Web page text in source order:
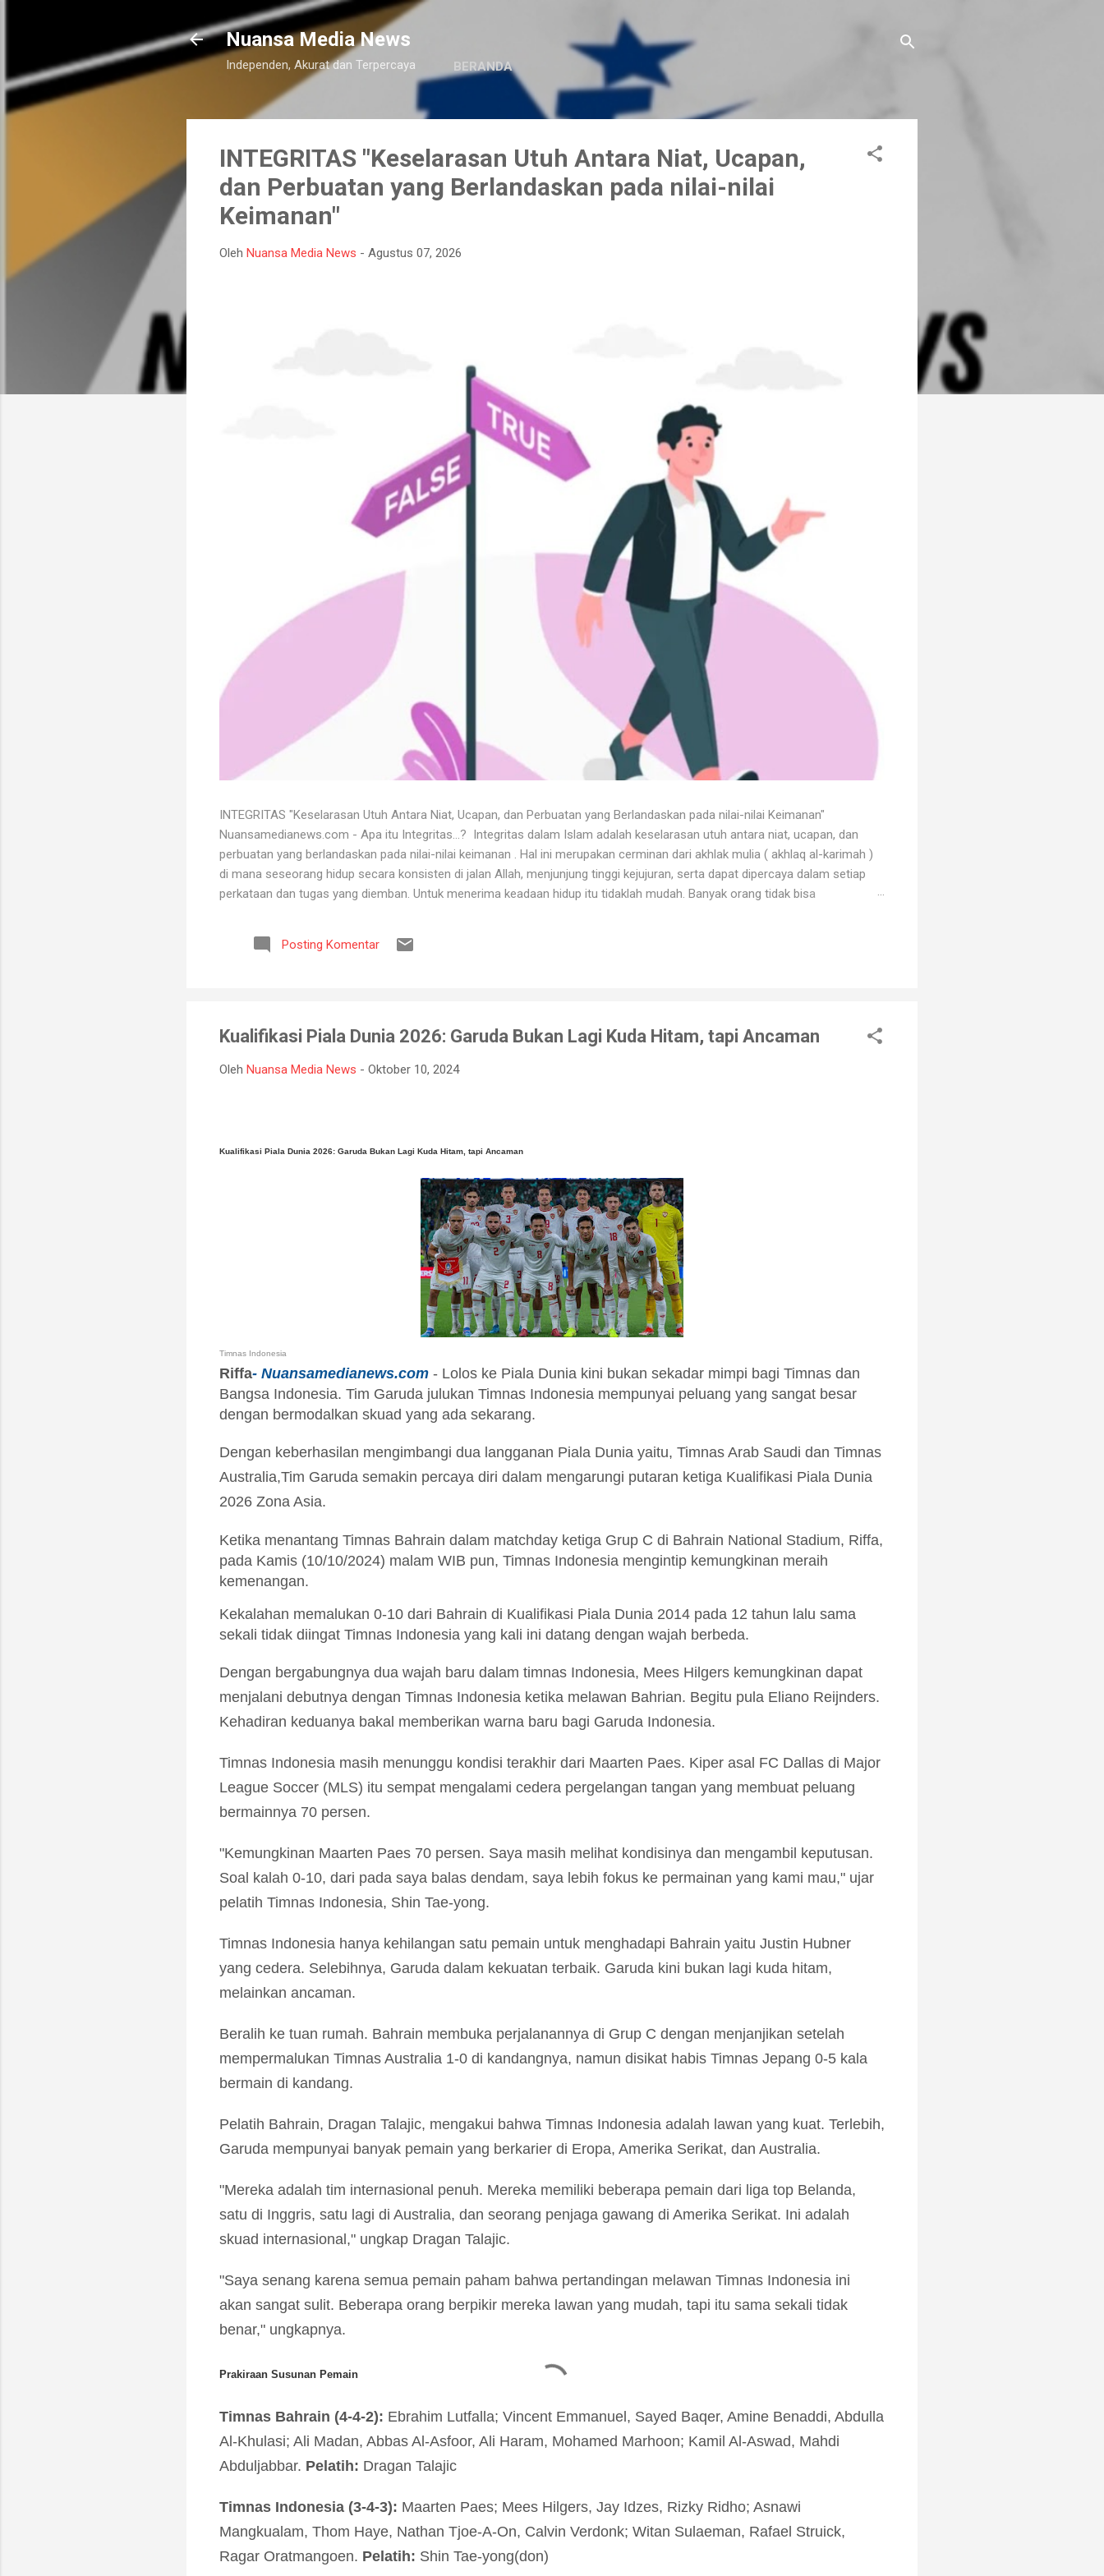
Langsung ke konten utama
Nuansa Media News
Independen, Akurat dan Terpercaya BERANDA
INTEGRITAS "Keselarasan Utuh Antara Niat, Ucapan,
dan Perbuatan yang Berlandaskan pada nilai-nilai
Keimanan"
Oleh Nuansa Media News - Agustus 07, 2026
INTEGRITAS "Keselarasan Utuh Antara Niat, Ucapan, dan Perbuatan yang Berlandaskan pada nilai-nilai Keimanan"
Nuansamedianews.com - Apa itu Integritas...? Integritas dalam Islam adalah keselarasan utuh antara niat, ucapan, dan
perbuatan yang berlandaskan pada nilai-nilai keimanan . Hal ini merupakan cerminan dari akhlak mulia ( akhlaq al-karimah )
di mana seseorang hidup secara konsisten di jalan Allah, menjunjung tinggi kejujuran, serta dapat dipercaya dalam setiap
perkataan dan tugas yang diemban. Untuk menerima keadaan hidup itu tidaklah mudah. Banyak orang tidak bisa
lutut merelakan integritasnya hancur. Padahal telah dipertahankan sekian lama, dan banyak orang menilainya sebagai orang
bersih atau baik. Seorang muslim, iman merupakan landasan penting dalam menjalankan kehidupan. Orang beriman selalu
Posting Komentar
Kualifikasi Piala Dunia 2026: Garuda Bukan Lagi Kuda Hitam, tapi Ancaman
Oleh Nuansa Media News - Oktober 10, 2024
Kualifikasi Piala Dunia 2026: Garuda Bukan Lagi Kuda Hitam, tapi Ancaman
Timnas Indonesia
Riffa- Nuansamedianews.com - Lolos ke Piala Dunia kini bukan sekadar mimpi bagi Timnas dan
Bangsa Indonesia. Tim Garuda julukan Timnas Indonesia mempunyai peluang yang sangat besar
dengan bermodalkan skuad yang ada sekarang.
Dengan keberhasilan mengimbangi dua langganan Piala Dunia yaitu, Timnas Arab Saudi dan Timnas
Australia,Tim Garuda semakin percaya diri dalam mengarungi putaran ketiga Kualifikasi Piala Dunia
2026 Zona Asia.
Ketika menantang Timnas Bahrain dalam matchday ketiga Grup C di Bahrain National Stadium, Riffa,
pada Kamis (10/10/2024) malam WIB pun, Timnas Indonesia mengintip kemungkinan meraih
kemenangan.
Kekalahan memalukan 0-10 dari Bahrain di Kualifikasi Piala Dunia 2014 pada 12 tahun lalu sama
sekali tidak diingat Timnas Indonesia yang kali ini datang dengan wajah berbeda.
Dengan bergabungnya dua wajah baru dalam timnas Indonesia, Mees Hilgers kemungkinan dapat
menjalani debutnya dengan Timnas Indonesia ketika melawan Bahrian. Begitu pula Eliano Reijnders.
Kehadiran keduanya bakal memberikan warna baru bagi Garuda Indonesia.
Timnas Indonesia masih menunggu kondisi terakhir dari Maarten Paes. Kiper asal FC Dallas di Major
League Soccer (MLS) itu sempat mengalami cedera pergelangan tangan yang membuat peluang
bermainnya 70 persen.
"Kemungkinan Maarten Paes 70 persen. Saya masih melihat kondisinya dan mengambil keputusan.
Soal kalah 0-10, dari pada saya balas dendam, saya lebih fokus ke permainan yang kami mau," ujar
pelatih Timnas Indonesia, Shin Tae-yong.
Timnas Indonesia hanya kehilangan satu pemain untuk menghadapi Bahrain yaitu Justin Hubner
yang cedera. Selebihnya, Garuda dalam kekuatan terbaik. Garuda kini bukan lagi kuda hitam,
melainkan ancaman.
Beralih ke tuan rumah. Bahrain membuka perjalanannya di Grup C dengan menjanjikan setelah
mempermalukan Timnas Australia 1-0 di kandangnya, namun disikat habis Timnas Jepang 0-5 kala
bermain di kandang.
Pelatih Bahrain, Dragan Talajic, mengakui bahwa Timnas Indonesia adalah lawan yang kuat. Terlebih,
Garuda mempunyai banyak pemain yang berkarier di Eropa, Amerika Serikat, dan Australia.
"Mereka adalah tim internasional penuh. Mereka memiliki beberapa pemain dari liga top Belanda,
satu di Inggris, satu lagi di Australia, dan seorang penjaga gawang di Amerika Serikat. Ini adalah
skuad internasional," ungkap Dragan Talajic.
"Saya senang karena semua pemain paham bahwa pertandingan melawan Timnas Indonesia ini
akan sangat sulit. Beberapa orang berpikir mereka lawan yang mudah, tapi itu sama sekali tidak
benar," ungkapnya.
Prakiraan Susunan Pemain
Timnas Bahrain (4-4-2): Ebrahim Lutfalla; Vincent Emmanuel, Sayed Baqer, Amine Benaddi, Abdulla
Al-Khulasi; Ali Madan, Abbas Al-Asfoor, Ali Haram, Mohamed Marhoon; Kamil Al-Aswad, Mahdi
Abduljabbar. Pelatih: Dragan Talajic
Timnas Indonesia (3-4-3): Maarten Paes; Mees Hilgers, Jay Idzes, Rizky Ridho; Asnawi
Mangkualam, Thom Haye, Nathan Tjoe-A-On, Calvin Verdonk; Witan Sulaeman, Rafael Struick,
Ragar Oratmangoen. Pelatih: Shin Tae-yong(don)